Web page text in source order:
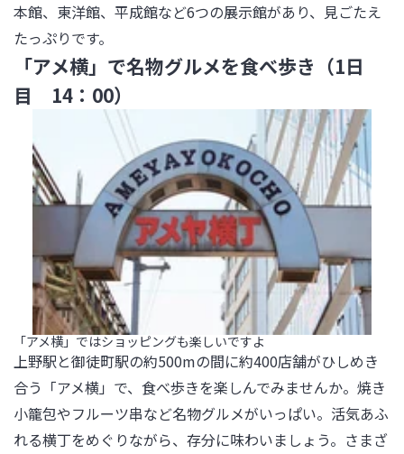
本館、東洋館、平成館など6つの展示館があり、見ごたえ
たっぷりです。
「アメ横」で名物グルメを食べ歩き（1日
目 14：00）
「アメ横」ではショッピングも楽しいですよ
上野駅と御徒町駅の約500mの間に約400店舗がひしめき
合う「アメ横」で、食べ歩きを楽しんでみませんか。焼き
小籠包やフルーツ串など名物グルメがいっぱい。活気あふ
れる横丁をめぐりながら、存分に味わいましょう。さまざ